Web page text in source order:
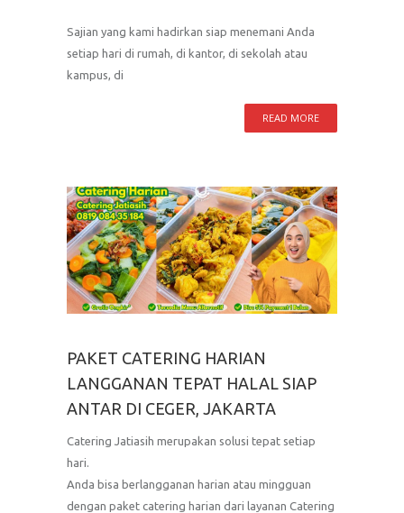
Sajian yang kami hadirkan siap menemani Anda
setiap hari di rumah, di kantor, di sekolah atau
kampus, di
READ MORE
PAKET CATERING HARIAN
LANGGANAN TEPAT HALAL SIAP
ANTAR DI CEGER, JAKARTA
Catering Jatiasih merupakan solusi tepat setiap
hari.
Anda bisa berlangganan harian atau mingguan
dengan paket catering harian dari layanan Catering